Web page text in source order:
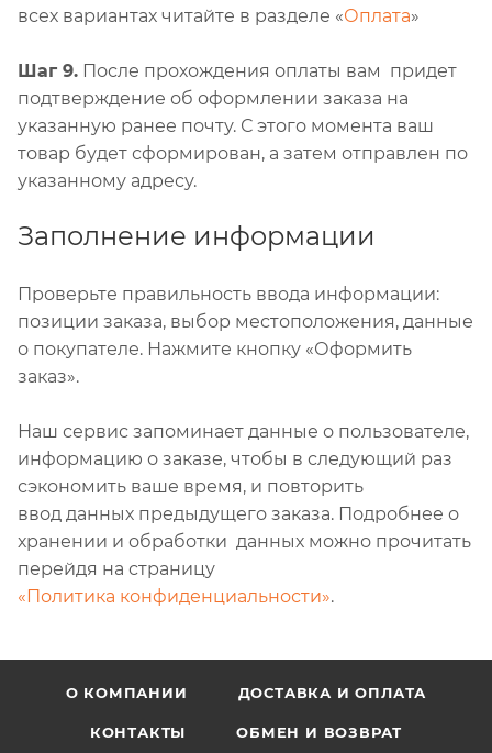
всех вариантах читайте в разделе «Оплата»
Шаг 9. После прохождения оплаты вам придет
подтверждение об оформлении заказа на
указанную ранее почту. С этого момента ваш
товар будет сформирован, а затем отправлен по
указанному адресу.
Заполнение информации
Проверьте правильность ввода информации:
позиции заказа, выбор местоположения, данные
о покупателе. Нажмите кнопку «Оформить
заказ».
Наш сервис запоминает данные о пользователе,
информацию о заказе, чтобы в следующий раз
сэкономить ваше время, и повторить
ввод данных предыдущего заказа. Подробнее о
хранении и обработки данных можно прочитать
перейдя на страницу
«Политика конфиденциальности».
О КОМПАНИИ ДОСТАВКА И ОПЛАТА
КОНТАКТЫ ОБМЕН И ВОЗВРАТ